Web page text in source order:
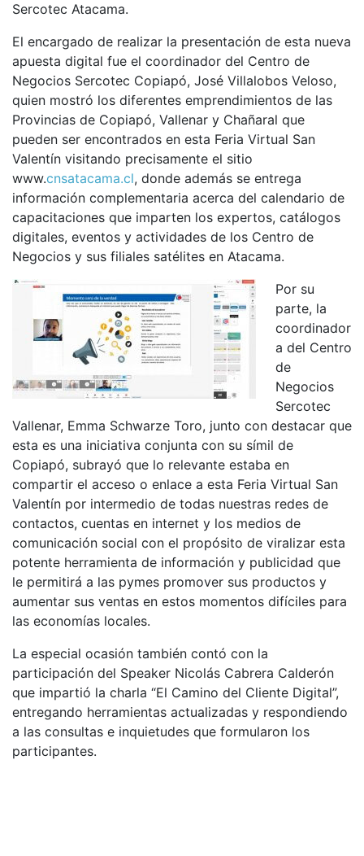
Sercotec Atacama.
El encargado de realizar la presentación de esta nueva
apuesta digital fue el coordinador del Centro de
Negocios Sercotec Copiapó, José Villalobos Veloso,
quien mostró los diferentes emprendimientos de las
Provincias de Copiapó, Vallenar y Chañaral que
pueden ser encontrados en esta Feria Virtual San
Valentín visitando precisamente el sitio
www.cnsatacama.cl, donde además se entrega
información complementaria acerca del calendario de
capacitaciones que imparten los expertos, catálogos
digitales, eventos y actividades de los Centro de
Negocios y sus filiales satélites en Atacama.
Por su
parte, la
coordinador
a del Centro
de
Negocios
Sercotec
Vallenar, Emma Schwarze Toro, junto con destacar que
esta es una iniciativa conjunta con su símil de
Copiapó, subrayó que lo relevante estaba en
compartir el acceso o enlace a esta Feria Virtual San
Valentín por intermedio de todas nuestras redes de
contactos, cuentas en internet y los medios de
comunicación social con el propósito de viralizar esta
potente herramienta de información y publicidad que
le permitirá a las pymes promover sus productos y
aumentar sus ventas en estos momentos difíciles para
las economías locales.
La especial ocasión también contó con la
participación del Speaker Nicolás Cabrera Calderón
que impartió la charla “El Camino del Cliente Digital”,
entregando herramientas actualizadas y respondiendo
a las consultas e inquietudes que formularon los
participantes.